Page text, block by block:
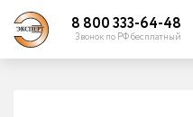
8 800 333-64-48
Звонок по РФ бесплатный